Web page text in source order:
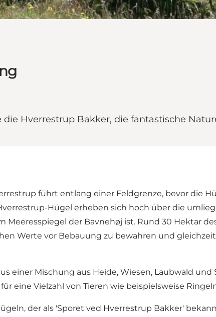
Hverrestrup Bakker, die fantastische
führt entlang einer Feldgrenze, bevor die
Hügel erheben sich hoch über die
der Bavnehøj ist. Rund 30 Hektar
Werte vor Bebauung zu bewahren und
einer Mischung aus Heide, Wiesen, Laubwald
eine Vielzahl von Tieren wie beispielsweise
der als 'Sporet ved Hverrestrup Bakker'